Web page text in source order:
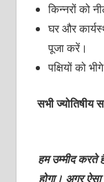
किन्नरों को
घर और
पूजा करें।
पक्षियों को
सभी ज्योतिषीय
हम उम्मीद
होगा। अगर